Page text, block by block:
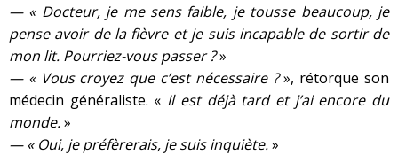
— « Docteur, je me sens faible, je tousse beaucoup, je
pense avoir de la fièvre et je suis incapable de sortir de
mon lit. Pourriez-vous passer ?»
— « Vous croyez que c’est nécessaire ?», rétorque son
médecin généraliste. « Il est déjà tard et j’ai encore du
monde.»
— « Oui, je préfèrerais, je suis inquiète.»